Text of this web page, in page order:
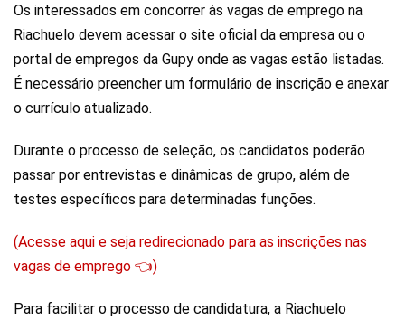
Os interessados em concorrer às vagas de emprego na
Riachuelo devem acessar o site oficial da empresa ou o
portal de empregos da Gupy onde as vagas estão listadas.
É necessário preencher um formulário de inscrição e anexar
o currículo atualizado.
Durante o processo de seleção, os candidatos poderão
passar por entrevistas e dinâmicas de grupo, além de
testes específicos para determinadas funções.
(Acesse aqui e seja redirecionado para as inscrições nas
vagas de emprego 👈)
Para facilitar o processo de candidatura, a Riachuelo